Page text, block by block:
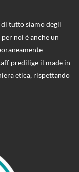
tutto siamo degli
noi è anche un
predilige il made in
etica, rispettando